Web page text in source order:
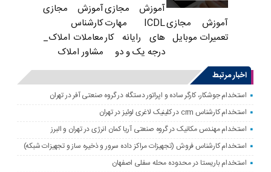
آموزش مجازی
تعمیرات موبایل
آموزش مجازی
ICDL مهارت
های رایانه کار
درجه یک و دو
آموزش مجازی
کارشناس
معاملات املاک_
مشاور املاک
اخبار مرتبط
استخدام جوشکار، کارگر ساده و اپراتور دستگاه در گروه صنعتی آفر در تهران
استخدام کارشناس crm در کلینیک لاغری لوئیز در تهران
استخدام مهندس مکانیک در گروه صنعتی آریا کمان انرژی در تهران و البرز
استخدام کارشناس فروش (تجهیزات مراکز داده سرور و ذخیره ساز و تجهیزات شبکه)
استخدام باریستا در محدوده محله سفلی اصفهان